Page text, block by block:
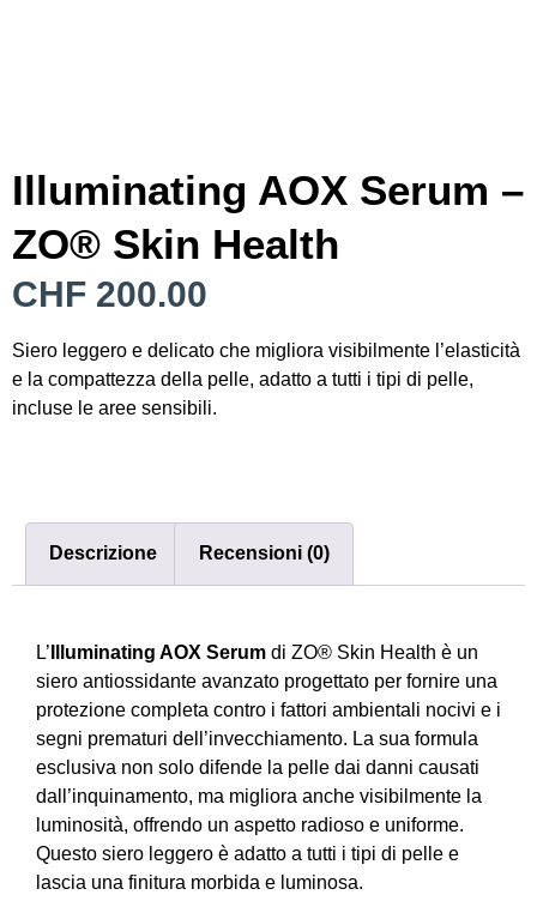
Illuminating AOX Serum –
ZO® Skin Health
CHF 200.00
Siero leggero e delicato che migliora visibilmente l’elasticità
e la compattezza della pelle, adatto a tutti i tipi di pelle,
incluse le aree sensibili.
Descrizione Recensioni (0)
L’ Illuminating AOX Serum di ZO® Skin Health è un
siero antiossidante avanzato progettato per fornire una
protezione completa contro i fattori ambientali nocivi e i
segni prematuri dell’invecchiamento. La sua formula
esclusiva non solo difende la pelle dai danni causati
dall’inquinamento, ma migliora anche visibilmente la
luminosità, offrendo un aspetto radioso e uniforme.
Questo siero leggero è adatto a tutti i tipi di pelle e
lascia una finitura morbida e luminosa.